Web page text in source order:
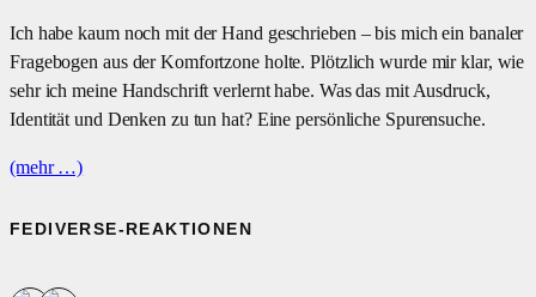
Ich habe kaum noch mit der Hand geschrieben – bis mich ein banaler
Fragebogen aus der Komfortzone holte. Plötzlich wurde mir klar, wie
sehr ich meine Handschrift verlernt habe. Was das mit Ausdruck,
Identität und Denken zu tun hat? Eine persönliche Spurensuche.
(mehr …)
FEDIVERSE-REAKTIONEN